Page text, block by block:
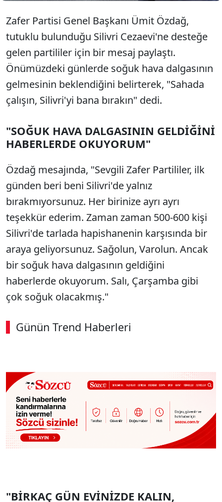
Zafer Partisi Genel Başkanı Ümit Özdağ,
tutuklu bulunduğu Silivri Cezaevi'ne desteğe
gelen partililer için bir mesaj paylaştı.
Önümüzdeki günlerde soğuk hava dalgasının
gelmesinin beklendiğini belirterek, "Sahada
çalışın, Silivri'yi bana bırakın" dedi.
"SOĞUK HAVA DALGASININ GELDİĞİNİ
HABERLERDE OKUYORUM"
Özdağ mesajında, "Sevgili Zafer Partililer, ilk
günden beri beni Silivri'de yalnız
bırakmıyorsunuz. Her birinize ayrı ayrı
teşekkür ederim. Zaman zaman 500-600 kişi
Silivri'de tarlada hapishanenin karşısında bir
araya geliyorsunuz. Sağolun, Varolun. Ancak
bir soğuk hava dalgasının geldiğini
haberlerde okuyorum. Salı, Çarşamba gibi
çok soğuk olacakmış."
Günün Trend Haberleri
00:02 / 09:08
"BİRKAÇ GÜN EVİNİZDE KALIN,